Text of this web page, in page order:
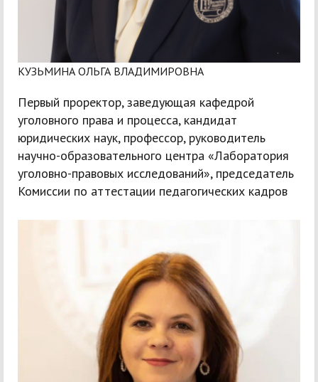
КУЗЬМИНА ОЛЬГА ВЛАДИМИРОВНА
Первый проректор, заведующая кафедрой
уголовного права и процесса, кандидат
юридических наук, профессор, руководитель
научно-образовательного центра «Лаборатория
уголовно-правовых исследований», председатель
Комиссии по аттестации педагогических кадров